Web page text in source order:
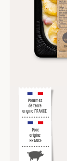
Pommes
de terre
origine FRANCE
Porc
origine
FRANCE